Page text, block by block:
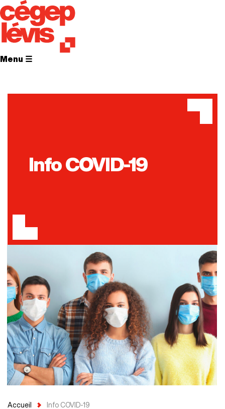
Menu ☰
Info COVID-19
Accueil Info COVID-19